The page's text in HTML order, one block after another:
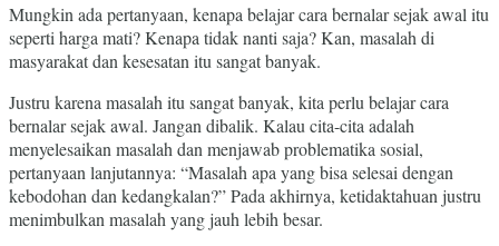
Mungkin ada pertanyaan, kenapa belajar cara bernalar sejak awal itu
seperti harga mati? Kenapa tidak nanti saja? Kan, masalah di
masyarakat dan kesesatan itu sangat banyak.
Justru karena masalah itu sangat banyak, kita perlu belajar cara
bernalar sejak awal. Jangan dibalik. Kalau cita-cita adalah
menyelesaikan masalah dan menjawab problematika sosial,
pertanyaan lanjutannya: “Masalah apa yang bisa selesai dengan
kebodohan dan kedangkalan?” Pada akhirnya, ketidaktahuan justru
menimbulkan masalah yang jauh lebih besar.